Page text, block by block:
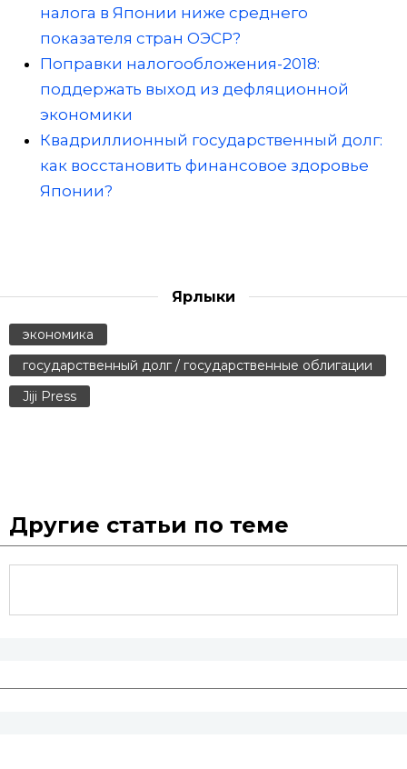
налога в Японии ниже среднего
показателя стран ОЭСР?
Поправки налогообложения-2018:
поддержать выход из дефляционной
экономики
Квадриллионный государственный долг:
как восстановить финансовое здоровье
Японии?
Ярлыки
экономика
государственный долг / государственные облигации
Jiji Press
Другие статьи по теме